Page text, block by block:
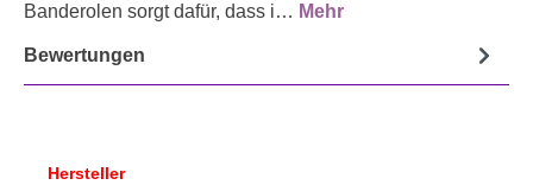
Banderolen sorgt dafür, dass i… Mehr
Bewertungen
Hersteller